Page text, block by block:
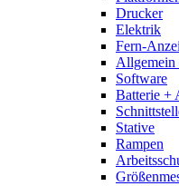
Drucker
Elektrik
Fern-
Allgemein
Software
Batterie +
Stative
Rampen